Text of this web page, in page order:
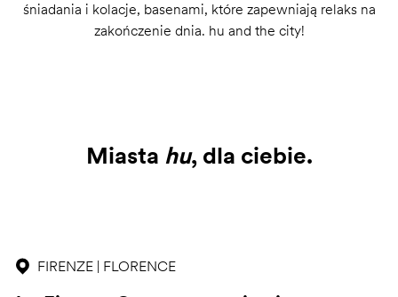
śniadania i kolacje, basenami, które zapewniają relaks na
zakończenie dnia. hu and the city!
Miasta hu, dla ciebie.
FIRENZE | FLORENCE